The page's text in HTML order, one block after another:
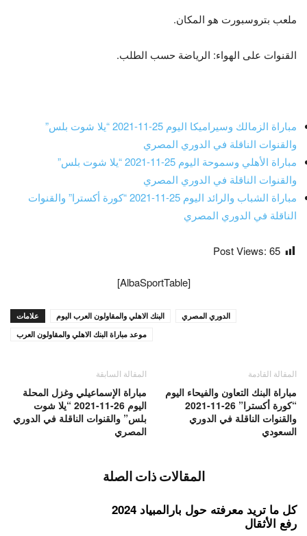
ملعب بتروسبورت هو المكان.
القنوات على الهواء: الرياضة حسب الطلب.
مباراة الزمالك وسيراميكا اليوم 25-11-2021 “يلا شوت بلس”
والقنوات الناقلة في الدوري المصري
مباراة الأهلي وسموحة اليوم 25-11-2021 “يلا شوت بلس”
والقنوات الناقلة في الدوري المصري
مباراة الشباب والرائد اليوم 25-11-2021 “كورة أكسترا” والقنوات
الناقلة في الدوري المصري
Post Views: 65
[AlbaSportTable]
علامات البنك الاهلي والمقاولون العرب اليوم
الدوري المصري
موعد مباراة البنك الاهلي والمقاولون العرب
المقالة السابقة
مباراة الإسماعيلي وغزل المحلة
اليوم 26-11-2021 “يلا شوت
بلس” والقنوات الناقلة في الدوري
المصري
المقالة القادمة
مباراة البنك التعاون والفيحاء اليوم
“كورة أكسترا” 26-11-2021
والقنوات الناقلة في الدوري
السعودي
المقالات ذات الصلة
كل ما تريد معرفته حول بارالمبياد 2024
رفع الأثقال